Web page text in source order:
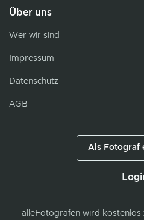
Über uns
Wer wir sind
Impressum
Datenschutz
AGB
Als Fotograf
alleFotografenwird kostenlos